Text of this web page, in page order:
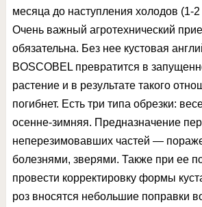
месяца до наступления холодов (1-2
Очень важный агротехнический
обязательна. Без нее кустовая
BOSCOBEL превратится в
растение и в результате такого
погибнет. Есть три типа обрезки:
осенне-зимняя. Предназначение
неперезимовавших частей —
болезнями, зверями. Также при ее
провести корректировку формы
роз вносятся небольшие поправки